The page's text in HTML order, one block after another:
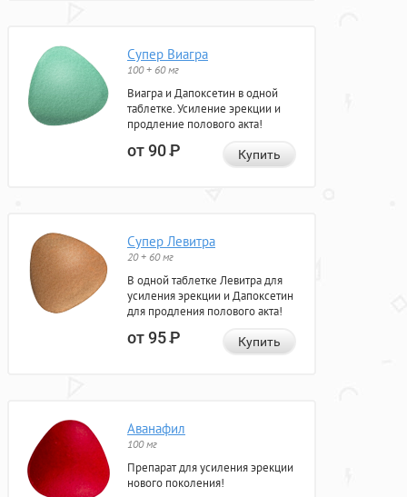
Супер Виагра
100 + 60 мг
Виагра и Дапоксетин в одной
таблетке. Усиление эрекции и
продление полового акта!
от 90Р Купить
Супер Левитра
20 + 60 мг
В одной таблетке Левитра для
усиления эрекции и Дапоксетин
для продления полового акта!
от 95Р Купить
Аванафил
100 мг
Препарат для усиления эрекции
нового поколения!